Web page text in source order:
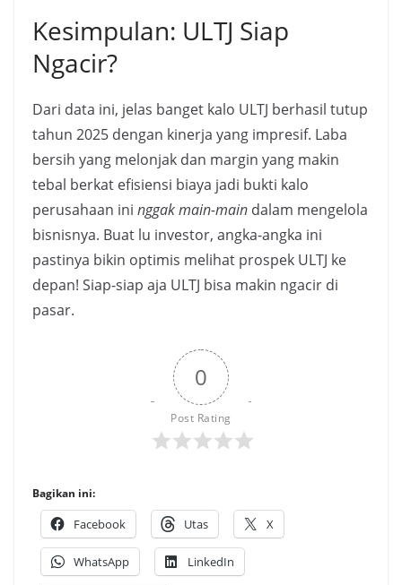
Kesimpulan: ULTJ Siap
Ngacir?
Dari data ini, jelas banget kalo ULTJ berhasil tutup
tahun 2025 dengan kinerja yang impresif. Laba
bersih yang melonjak dan margin yang makin
tebal berkat efisiensi biaya jadi bukti kalo
perusahaan ini nggak main-main dalam mengelola
bisnisnya. Buat lu investor, angka-angka ini
pastinya bikin optimis melihat prospek ULTJ ke
depan! Siap-siap aja ULTJ bisa makin ngacir di
pasar.
0
Post Rating
Bagikan ini:
Facebook Utas X
WhatsApp LinkedIn